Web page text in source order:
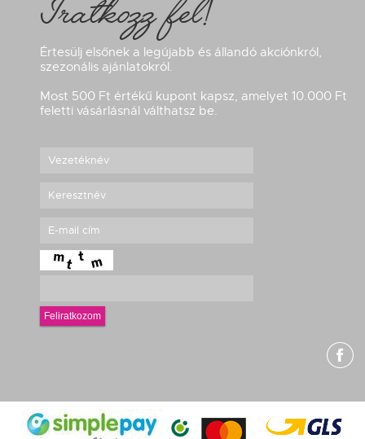
Iratkozz fel!
Értesülj elsőnek a legújabb és állandó akciónkról,
szezonális ajánlatokról.
Most 500 Ft értékű kupont kapsz, amelyet 10.000 Ft
feletti vásárlásnál válthatsz be.
Feliratkozom
g